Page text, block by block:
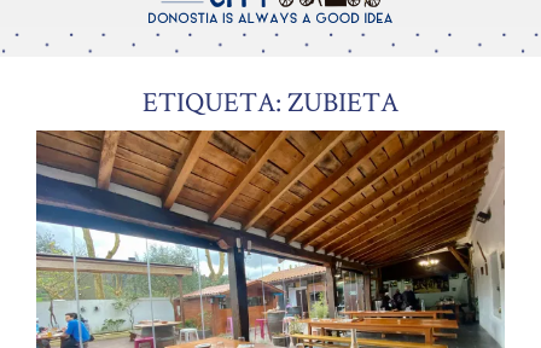
ETIQUETA: ZUBIETA